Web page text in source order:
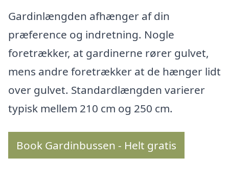
Gardinlængden afhænger af din
præference og indretning. Nogle
foretrækker, at gardinerne rører gulvet,
mens andre foretrækker at de hænger lidt
over gulvet. Standardlængden varierer
typisk mellem 210 cm og 250 cm.
Book Gardinbussen - Helt gratis